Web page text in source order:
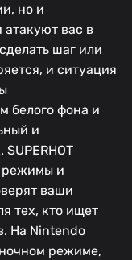
но и
атакуют вас в
шаг или
и ситуация
белого фона и
и
режимы и
ваши
тех, кто ищет
На Nintendo
режиме,